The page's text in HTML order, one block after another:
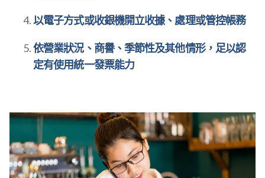
以電子方式或收銀機開立收據、處理或管控帳務
依營業狀況、商譽、季節性及其他情形，足以認
定有使用統一發票能力